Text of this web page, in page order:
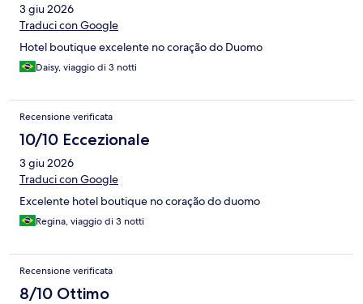
3 giu 2026
Traduci con Google
Hotel boutique excelente no coração do Duomo
Daisy, viaggio di 3 notti
Recensione verificata
10/10 Eccezionale
3 giu 2026
Traduci con Google
Excelente hotel boutique no coração do duomo
Regina, viaggio di 3 notti
Recensione verificata
8/10 Ottimo